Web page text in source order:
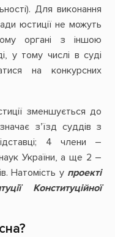
Для виконання
юстиції не можуть
органі з іншою
у тому числі в суді
на конкурсних
зменшується до
з’їзд суддів з
4 члени –
України, а ще 2 –
Натомість у проекті
Конституційної